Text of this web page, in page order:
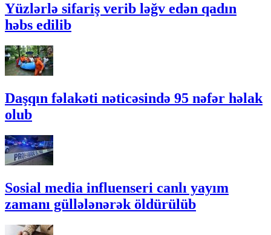
Yüzlərlə sifariş verib ləğv edən qadın
həbs edilib
Daşqın fəlakəti nəticəsində 95 nəfər həlak
olub
Sosial media influenseri canlı yayım
zamanı güllələnərək öldürülüb